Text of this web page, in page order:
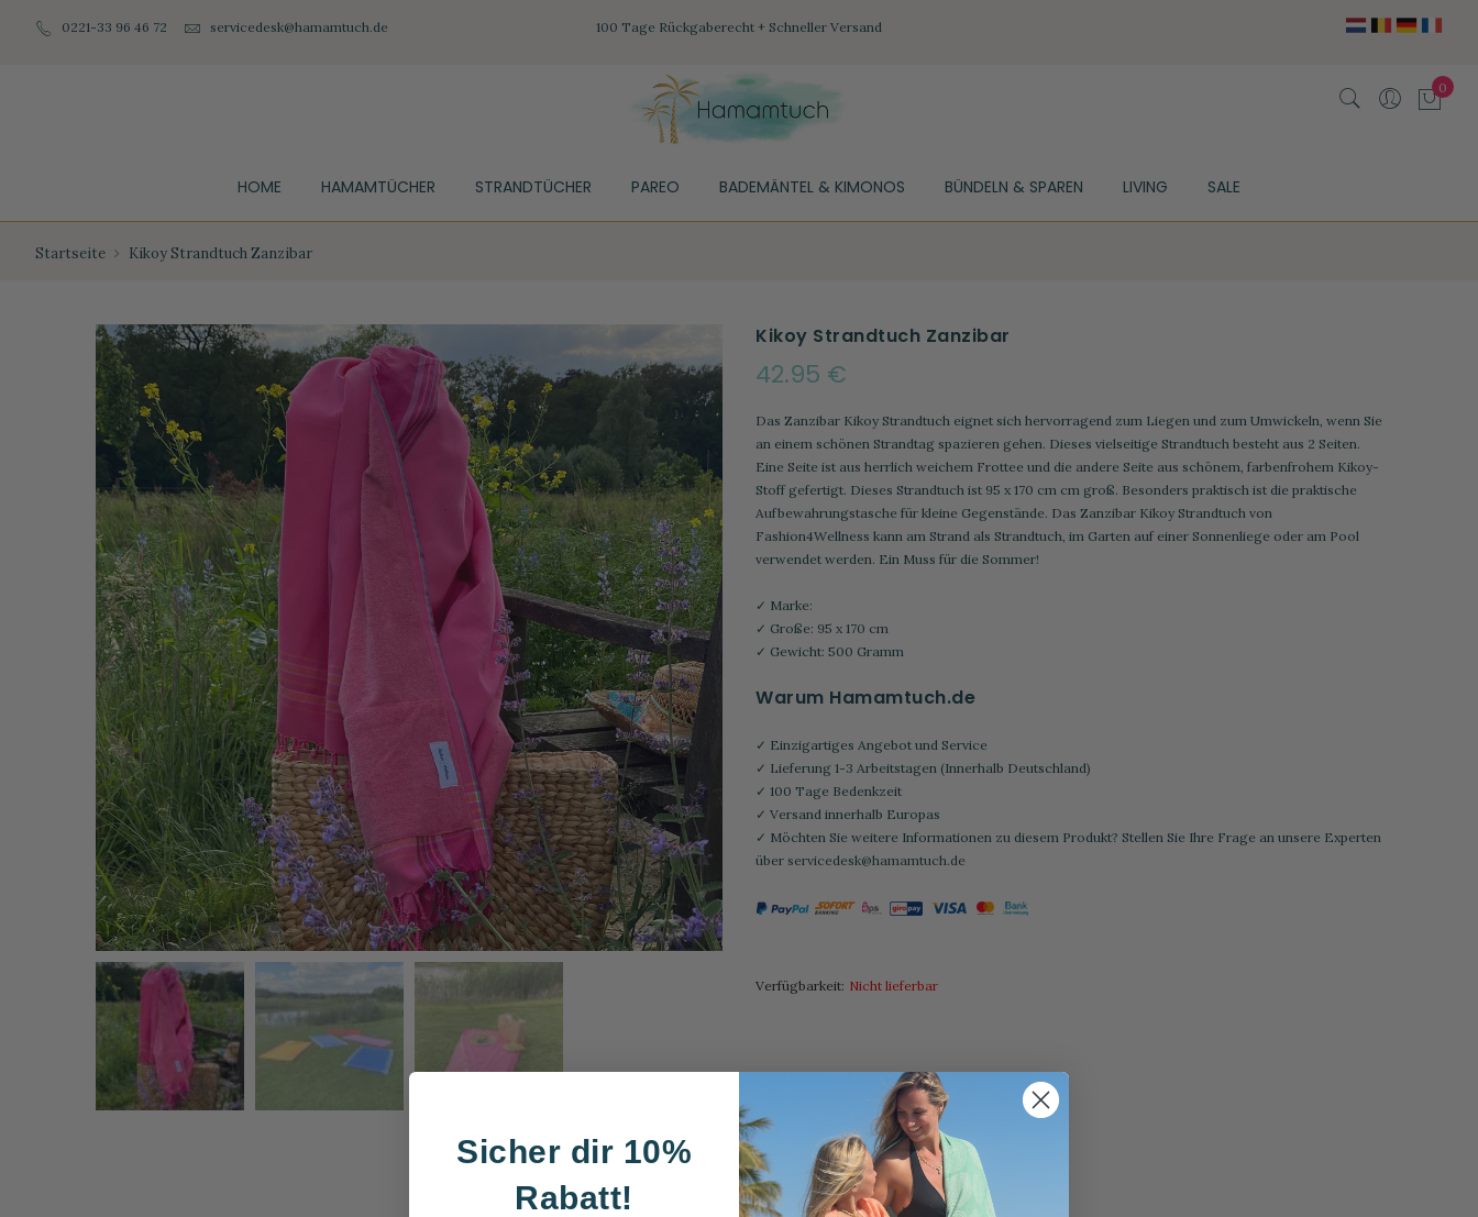
0221-33 96 46 72 servicedesk@hamamtuch.de 100 Tage Rückgaberecht + Schneller Versand
HOME HAMAMTÜCHER STRANDTÜCHER PAREO BADEMÄNTEL & KIMONOS BÜNDELN & SPAREN LIVING SALE
Startseite Kikoy Strandtuch Zanzibar
Kikoy Strandtuch Zanzibar
42.95 €
Das Zanzibar Kikoy Strandtuch eignet sich hervorragend zum Liegen und zum Umwickeln, wenn Sie
an einem schönen Strandtag spazieren gehen. Dieses vielseitige Strandtuch besteht aus 2 Seiten.
Eine Seite ist aus herrlich weichem Frottee und die andere Seite aus schönem, farbenfrohem Kikoy-
Stoff gefertigt. Dieses Strandtuch ist 95 x 170 cm cm groß. Besonders praktisch ist die praktische
Aufbewahrungstasche für kleine Gegenstände. Das Zanzibar Kikoy Strandtuch von
Fashion4Wellness kann am Strand als Strandtuch, im Garten auf einer Sonnenliege oder am Pool
verwendet werden. Ein Muss für die Sommer!
✓ Marke:
✓ Große: 95 x 170 cm
✓ Gewicht: 500 Gramm
Warum Hamamtuch.de
✓ Einzigartiges Angebot und Service
✓ Lieferung 1-3 Arbeitstagen (Innerhalb Deutschland)
✓ 100 Tage Bedenkzeit
✓ Versand innerhalb Europas
✓ Möchten Sie weitere Informationen zu diesem Produkt? Stellen Sie Ihre Frage an unsere Experten
über servicedesk@hamamtuch.de
Verfügbarkeit: Nicht lieferbar
Details Mehr informationen
Sicher dir 10%
Rabatt!